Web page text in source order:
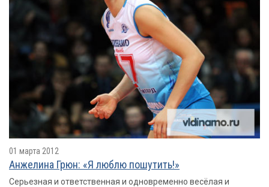
01 марта 2012
Анжелина Грюн: «Я люблю пошутить!»
Серьезная и ответственная и одновременно весёлая и